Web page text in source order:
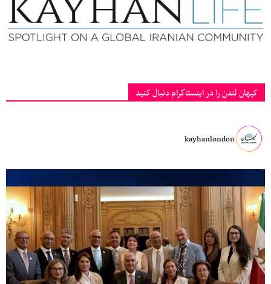
کیهان لندن را در اینستاگرام دنبال کنید
kayhanlondon